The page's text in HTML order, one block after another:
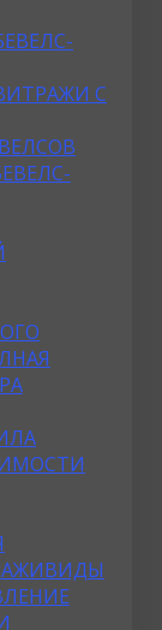
С
ВИДЫ